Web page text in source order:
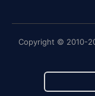
Copyright © 2010-